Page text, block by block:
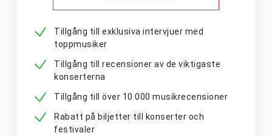
Tillgång till exklusiva intervjuer med
toppmusiker
Tillgång till recensioner av de viktigaste
konserterna
Tillgång till över 10 000 musikrecensioner
Rabatt på biljetter till konserter och
festivaler